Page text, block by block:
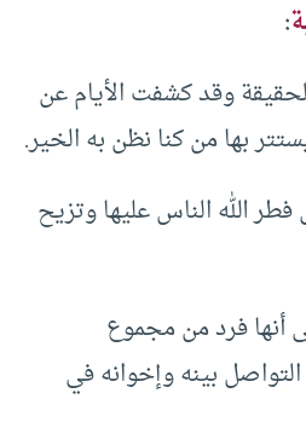
:
وقد كشفت الأيام عن
بها من كنا نظن به الخير.
فطر الله الناس عليها وتزيح
أنها فرد من مجموع
بينه وإخوانه في